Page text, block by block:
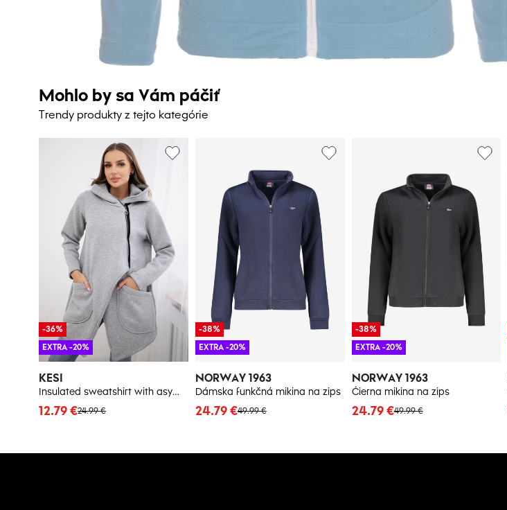
Mohlo by sa Vám páčiť
Trendy produkty z tejto kategórie
KESI
Insulated sweatshirt with asymmetrical zipper in gray color
24.99 €
12.79 €
-36%
EXTRA -20%
NORWAY 1963
Dámska funkčná mikina na zips
49.99 €
24.79 €
-38%
EXTRA -20%
NORWAY 1963
Čierna mikina na zips
49.99 €
24.79 €
-38%
EXTRA -20%